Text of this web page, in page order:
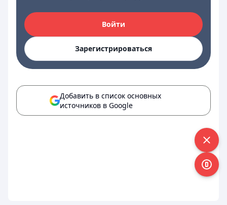
Войти
Зарегистрироваться
Добавить в список основных
источников в Google